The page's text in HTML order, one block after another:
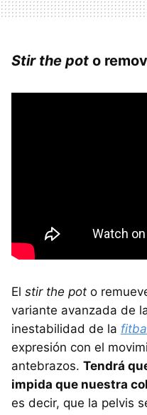
Stir the pot o
El stir the pot o
variante avanzada de
inestabilidad de la
expresión con el
antebrazos. Tendrá
impida que nuestra
es decir, que la pelvis